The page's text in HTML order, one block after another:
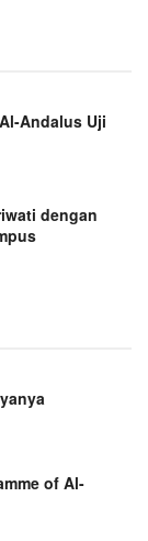
Andalus Uji
dengan
of Al-